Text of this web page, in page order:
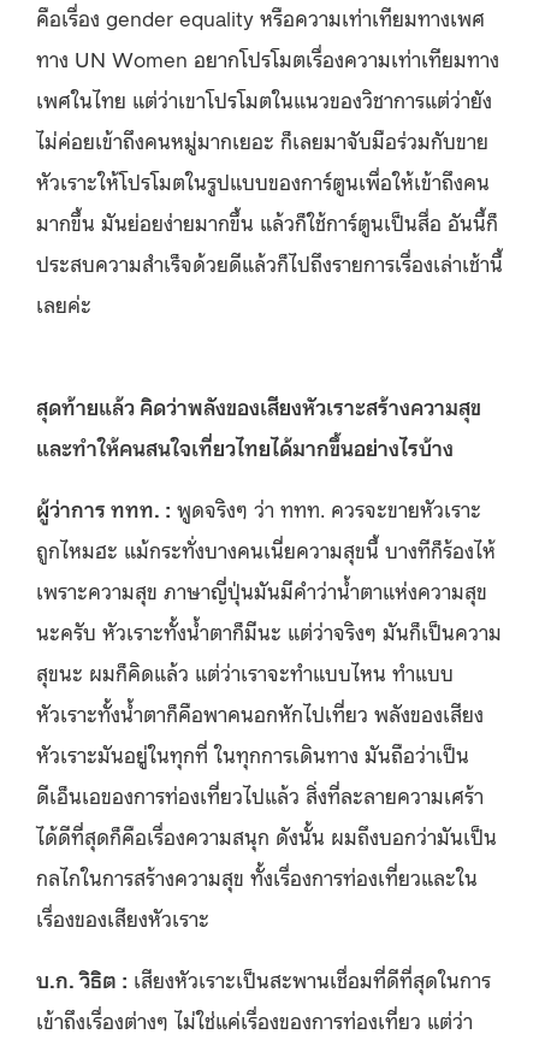
คือเรื่อง gender equality หรือความเท่าเทียมทางเพศ
ทาง UN Women อยากโปรโมตเรื่องความเท่าเทียมทาง
เพศในไทย แต่ว่าเขาโปรโมตในแนวของวิชาการแต่ว่ายัง
ไม่ค่อยเข้าถึงคนหมู่มากเยอะ ก็เลยมาจับมือร่วมกับขาย
หัวเราะให้โปรโมตในรูปแบบของการ์ตูนเพื่อให้เข้าถึงคน
มากขึ้น มันย่อยง่ายมากขึ้น แล้วก็ใช้การ์ตูนเป็นสื่อ อันนี้ก็
ประสบความสำเร็จด้วยดีแล้วก็ไปถึงรายการเรื่องเล่าเช้านี้
เลยค่ะ
สุดท้ายแล้ว คิดว่าพลังของเสียงหัวเราะสร้างความสุข
และทำให้คนสนใจเที่ยวไทยได้มากขึ้นอย่างไรบ้าง
ผู้ว่าการ ททท. : พูดจริงๆ ว่า ททท. ควรจะขายหัวเราะ
ถูกไหมฮะ แม้กระทั่งบางคนเนี่ยความสุขนี้ บางทีก็ร้องไห้
เพราะความสุข ภาษาญี่ปุ่นมันมีคำว่าน้ำตาแห่งความสุข
นะครับ หัวเราะทั้งน้ำตาก็มีนะ แต่ว่าจริงๆ มันก็เป็นความ
สุขนะ ผมก็คิดแล้ว แต่ว่าเราจะทำแบบไหน ทำแบบ
หัวเราะทั้งน้ำตาก็คือพาคนอกหักไปเที่ยว พลังของเสียง
หัวเราะมันอยู่ในทุกที่ ในทุกการเดินทาง มันถือว่าเป็น
ดีเอ็นเอของการท่องเที่ยวไปแล้ว สิ่งที่ละลายความเศร้า
ได้ดีที่สุดก็คือเรื่องความสนุก ดังนั้น ผมถึงบอกว่ามันเป็น
กลไกในการสร้างความสุข ทั้งเรื่องการท่องเที่ยวและใน
เรื่องของเสียงหัวเราะ
บ.ก. วิธิต : เสียงหัวเราะเป็นสะพานเชื่อมที่ดีที่สุดในการ
เข้าถึงเรื่องต่างๆ ไม่ใช่แค่เรื่องของการท่องเที่ยว แต่ว่า